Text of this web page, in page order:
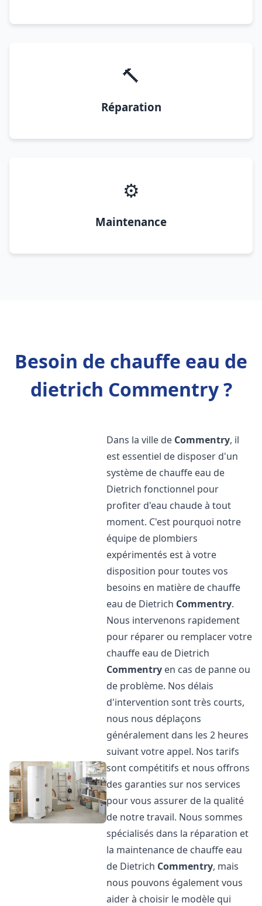
🔨
Réparation
⚙️
Maintenance
Besoin de chauffe eau de
dietrich Commentry ?
Dans la ville de Commentry, il
est essentiel de disposer d'un
système de chauffe eau de
Dietrich fonctionnel pour
profiter d'eau chaude à tout
moment. C'est pourquoi notre
équipe de plombiers
expérimentés est à votre
disposition pour toutes vos
besoins en matière de chauffe
eau de Dietrich Commentry.
Nous intervenons rapidement
pour réparer ou remplacer votre
chauffe eau de Dietrich
Commentry en cas de panne ou
de problème. Nos délais
d'intervention sont très courts,
nous nous déplaçons
généralement dans les 2 heures
suivant votre appel. Nos tarifs
sont compétitifs et nous offrons
des garanties sur nos services
pour vous assurer de la qualité
de notre travail. Nous sommes
spécialisés dans la réparation et
la maintenance de chauffe eau
de Dietrich Commentry, mais
nous pouvons également vous
aider à choisir le modèle qui